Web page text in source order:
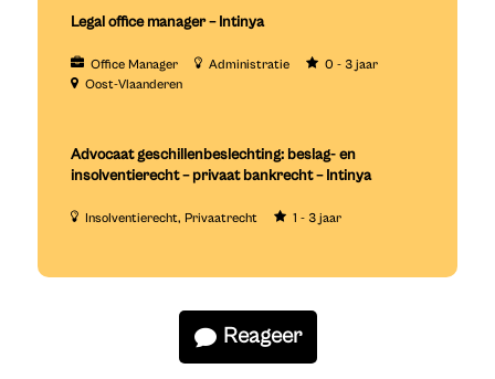
Legal office manager – Intinya
Office Manager Administratie
0 - 3 jaar
Oost-Vlaanderen
Advocaat geschillenbeslechting: beslag- en
insolventierecht – privaat bankrecht – Intinya
Insolventierecht Privaatrecht 1 - 3 jaar
Reageer